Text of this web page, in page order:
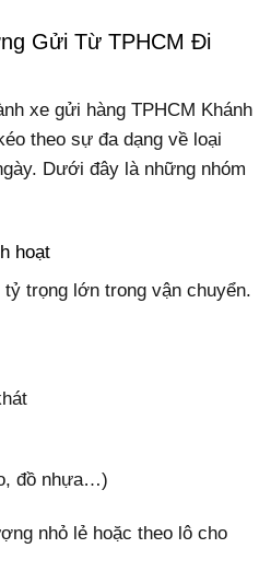
Gửi Từ TPHCM Đi
xe gửi hàng TPHCM Khánh
theo sự đa dạng về loại
Dưới đây là những nhóm
hoạt
trọng lớn trong vận chuyển.
đồ nhựa…)
nhỏ lẻ hoặc theo lô cho